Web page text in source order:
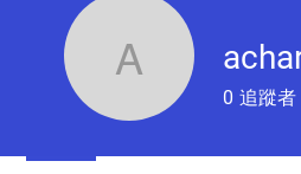
acharge
0 追蹤者